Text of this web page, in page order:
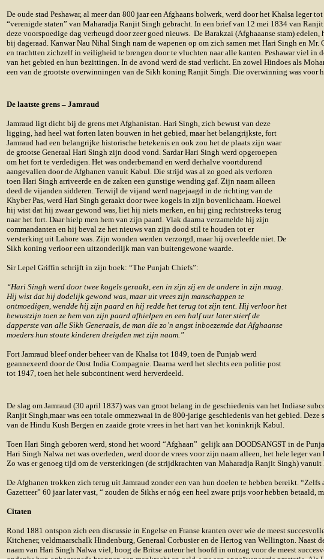
De oude stad Peshawar, al meer dan 800 jaar een Afghaans bolwerk, werd door het Khalsa
“verenigde staten” van Maharadja Ranjit Singh gebracht. In een brief van 12 mei 1834 van
deze voorspoedige dag verheugd door zeer goed nieuws. De Barakzai (Afghaaanse stam)
bij dageraad. Kanwar Nau Nihal Singh nam de wapenen op om zich samen met Hari Singh en
en trachtten zichzelf in veiligheid te brengen door te vluchten naar alle kanten. Peshawar viel
van het gebied en hun bezittingen. In de avond werd de stad verlicht. En zowel Hindoes als
een van de grootste overwinningen van de Sikh koning Ranjit Singh. Die overwinning was voor
De laatste grens – Jamraud
Jamraud ligt dicht bij de grens met Afghanistan. Hari Singh, zich bewust van deze
ligging, had heel wat forten laten bouwen in het gebied, maar het belangrijkste, fort
Jamraud had een belangrijke historische betekenis en ook zou het de plaats zijn waar
de grootse Generaal Hari Singh zijn dood vond. Sardar Hari Singh werd opgeroepen
om het fort te verdedigen. Het was onderbemand en werd derhalve voortdurend
aangevallen door de Afghanen vanuit Kabul. Die strijd was al zo goed als verloren
toen Hari Singh arriveerde en de zaken een gunstige wending gaf. Zijn naam alleen
deed de vijanden sidderen. Terwijl de vijand werd nagejaagd in de richting van de
Khyber Pas, werd Hari Singh geraakt door twee kogels in zijn bovenlichaam. Hoewel
hij wist dat hij zwaar gewond was, liet hij niets merken, en hij ging rechtstreeks terug
naar het fort. Daar hielp men hem van zijn paard. Vlak daarna verzamelde hij zijn
commandanten en hij beval ze het nieuws van zijn dood stil te houden tot er
versterking uit Lahore was. Zijn wonden werden verzorgd, maar hij overleefde niet. De
Sikh koning verloor een uitzonderlijk man van buitengewone waarde.
Sir Lepel Griffin schrijft in zijn boek: “The Punjab Chiefs”:
“Hari Singh werd door twee kogels geraakt, een in zijn zij en de andere in zijn maag.
Hij wist dat hij dodelijk gewond was, maar uit vrees zijn manschappen te
ontmoedigen, wendde hij zijn paard en hij redde het terug tot zijn tent. Hij verloor het
bewustzijn toen ze hem van zijn paard afhielpen en een half uur later stierf de
dapperste van alle Sikh Generaals, de man die zo’n angst inboezemde dat Afghaanse
moeders hun stoute kinderen dreigden met zijn naam.”
Fort Jamraud bleef onder beheer van de Khalsa tot 1849, toen de Punjab werd
geannexeerd door de Oost India Compagnie. Daarna werd het slechts een politie post
tot 1947, toen het hele subcontinent werd herverdeeld.
De slag om Jamraud (30 april 1837) was van groot belang in de geschiedenis van het Indiase
Ranjit Singh,maar was een totale ommezwaai in de 800-jarige geschiedenis van het gebied.
van de Hindu Kush Bergen en zaaide grote vrees in het hart van het koninkrijk Kabul.
Toen Hari Singh geboren werd, stond het woord “Afghaan” gelijk aan DOODSANGST in de
Hari Singh Nalwa net was overleden, werd door de vrees voor zijn naam alleen, het hele leger
Zo was er genoeg tijd om de versterkingen (de strijdkrachten van Maharadja Ranjit Singh) vanuit
De Afghanen trokken zich terug uit Jamraud zonder een van hun doelen te hebben bereikt.
Gazetteer” 60 jaar later vast, “ zouden de Sikhs er nóg een heel zware prijs voor hebben betaald,
Citaten
Rond 1881 ontspon zich een discussie in Engelse en Franse kranten over wie de meest
Kitchener, veldmaarschalk Hindenburg, Generaal Corbusier en de Hertog van Wellington.
naam van Hari Singh Nalwa viel, boog de Britse auteur het hoofd in ontzag voor de meest